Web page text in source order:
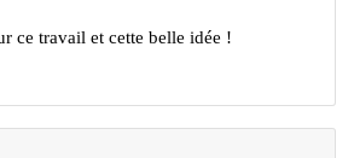
ce travail et cette belle idée !